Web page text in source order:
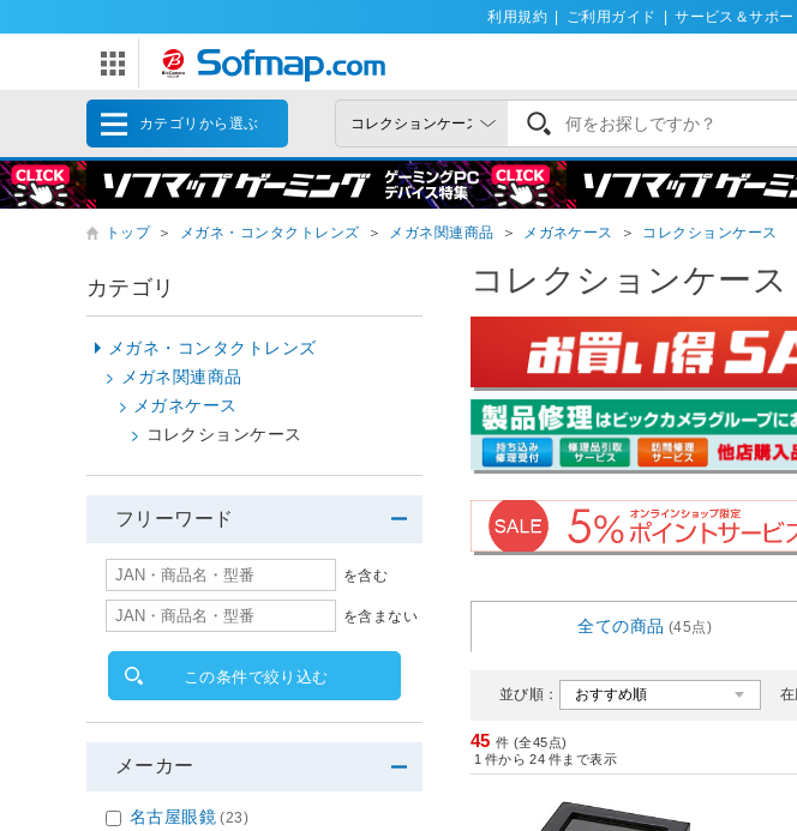
利用規約 ご利用ガイド サービス＆サポー
カテゴリから選ぶ
トップ ＞ メガネ・コンタクトレンズ ＞ メガネ関連商品 ＞ メガネケース ＞ コレクションケース
コレクションケース
全ての商品 (45点)
並び順： 在
45 件 (全45点)
1 件から 24 件まで表示
カテゴリ
メガネ・コンタクトレンズ
メガネ関連商品
メガネケース
コレクションケース
フリーワード
を含む
を含まない
この条件で絞り込む
メーカー
名古屋眼鏡 (23)